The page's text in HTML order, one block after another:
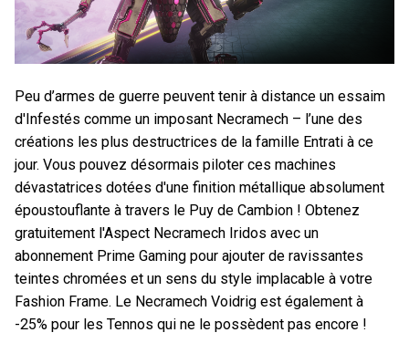
Peu d’armes de guerre peuvent tenir à distance un essaim
d'Infestés comme un imposant Necramech – l’une des
créations les plus destructrices de la famille Entrati à ce
jour. Vous pouvez désormais piloter ces machines
dévastatrices dotées d'une finition métallique absolument
époustouflante à travers le Puy de Cambion ! Obtenez
gratuitement l'Aspect Necramech Iridos avec un
abonnement Prime Gaming pour ajouter de ravissantes
teintes chromées et un sens du style implacable à votre
Fashion Frame. Le Necramech Voidrig est également à
-25% pour les Tennos qui ne le possèdent pas encore !